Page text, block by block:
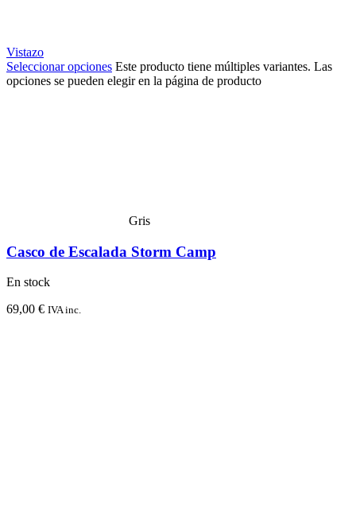
Vistazo
Seleccionar opciones Este producto tiene múltiples variantes. Las
opciones se pueden elegir en la página de producto
Gris
Casco de Escalada Storm Camp
En stock
69,00 € IVA inc.